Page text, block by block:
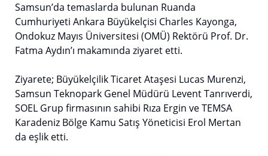
Samsun’da temaslarda bulunan Ruanda
Cumhuriyeti Ankara Büyükelçisi Charles Kayonga,
Ondokuz Mayıs Üniversitesi (OMÜ) Rektörü Prof. Dr.
Fatma Aydın’ı makamında ziyaret etti.
Ziyarete; Büyükelçilik Ticaret Ataşesi Lucas Murenzi,
Samsun Teknopark Genel Müdürü Levent Tanrıverdi,
SOEL Grup firmasının sahibi Rıza Ergin ve TEMSA
Karadeniz Bölge Kamu Satış Yöneticisi Erol Mertan
da eşlik etti.